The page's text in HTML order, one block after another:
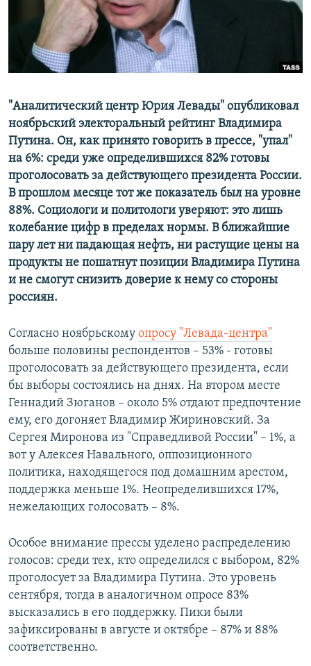
ПОБЕДИТЕЛЕЙ НЕ СУДЯТ?
КРЫМ.НЕПОКОРЕННЫЙ
ELIFBE
ПРИСОЕДИНЯЙТЕСЬ!
Все сайты RFE/RL
"Аналитический центр Юрия Левады" опубликовал
ноябрьский электоральный рейтинг Владимира
Путина. Он, как принято говорить в прессе, "упал"
на 6%: среди уже определившихся 82% готовы
проголосовать за действующего президента России.
В прошлом месяце тот же показатель был на уровне
88%. Социологи и политологи уверяют: это лишь
колебание цифр в пределах нормы. В ближайшие
пару лет ни падающая нефть, ни растущие цены на
продукты не пошатнут позиции Владимира Путина
и не смогут снизить доверие к нему со стороны
россиян.
Согласно ноябрьскому опросу "Левада-центра"
больше половины респондентов – 53% - готовы
проголосовать за действующего президента, если
бы выборы состоялись на днях. На втором месте
Геннадий Зюганов – около 5% отдают предпочтение
ему, его догоняет Владимир Жириновский. За
Сергея Миронова из "Справедливой России" – 1%, а
вот у Алексея Навального, оппозиционного
политика, находящегося под домашним арестом,
поддержка меньше 1%. Неопределившихся 17%,
нежелающих голосовать – 8%.
Особое внимание прессы уделено распределению
голосов: среди тех, кто определился с выбором, 82%
проголосует за Владимира Путина. Это уровень
сентября, тогда в аналогичном опросе 83%
высказались в его поддержку. Пики были
зафиксированы в августе и октябре – 87% и 88%
соответственно.